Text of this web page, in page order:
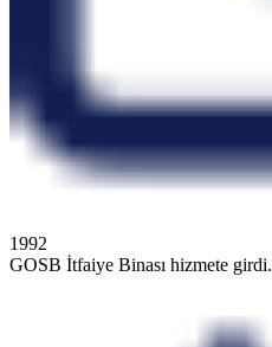
1992
GOSB İtfaiye Binası hizmete girdi.